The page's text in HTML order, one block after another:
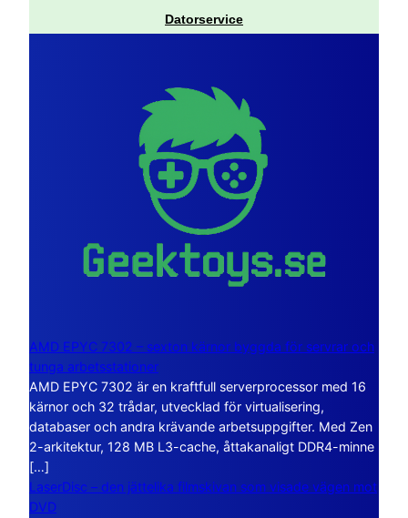
Datorservice
AMD EPYC 7302 – sexton kärnor byggda för servrar och
tunga arbetsstationer
AMD EPYC 7302 är en kraftfull serverprocessor med 16
kärnor och 32 trådar, utvecklad för virtualisering,
databaser och andra krävande arbetsuppgifter. Med Zen
2-arkitektur, 128 MB L3-cache, åttakanaligt DDR4-minne
[…]
LaserDisc – den jättelika filmskivan som visade vägen mot
DVD